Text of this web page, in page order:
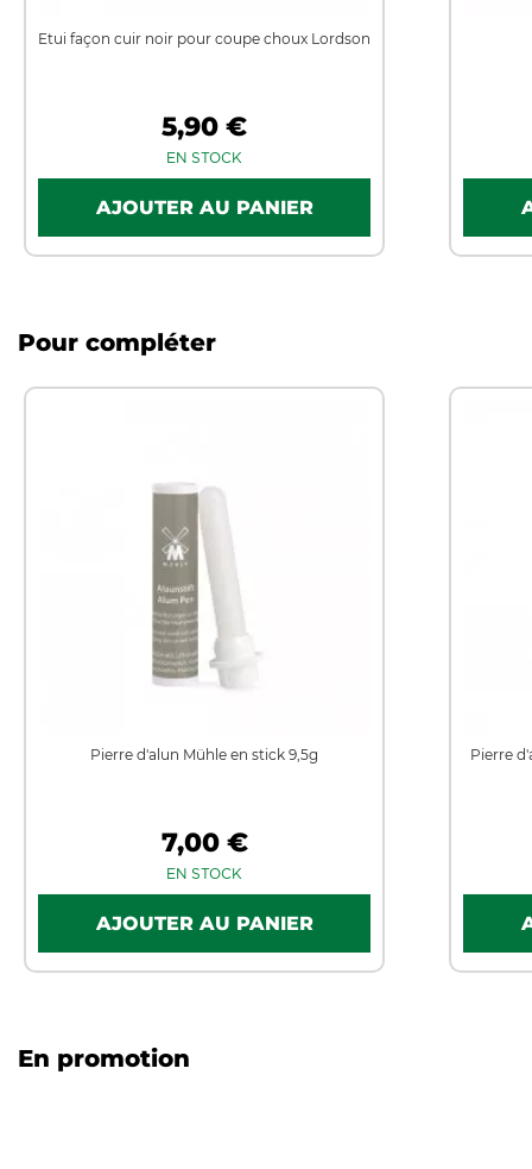
Etui façon cuir noir pour coupe choux Lordson
5,90 €
EN STOCK
Pour compléter
Pierre d'alun Mühle en stick 9,5g
7,00 €
EN STOCK
Pierre
En promotion